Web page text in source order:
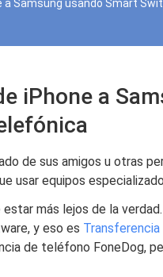
a Samsung usando Smart
iPhone a
de sus amigos u otras
usar equipos
más lejos de la
y eso es
de teléfono FoneDog,